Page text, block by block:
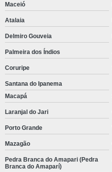
Maceió
Atalaia
Delmiro Gouveia
Palmeira dos Índios
Coruripe
Santana do Ipanema
Macapá
Laranjal do Jari
Porto Grande
Mazagão
Pedra Branca do Amapari (Pedra
Branca do Amaparí)